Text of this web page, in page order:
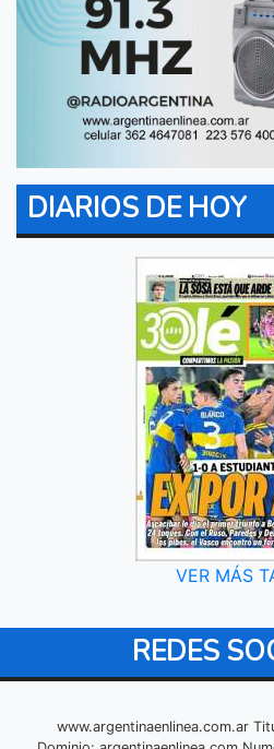
DIARIOS DE HOY
VER MÁS
REDES
www.argentinaenlinea.com.ar